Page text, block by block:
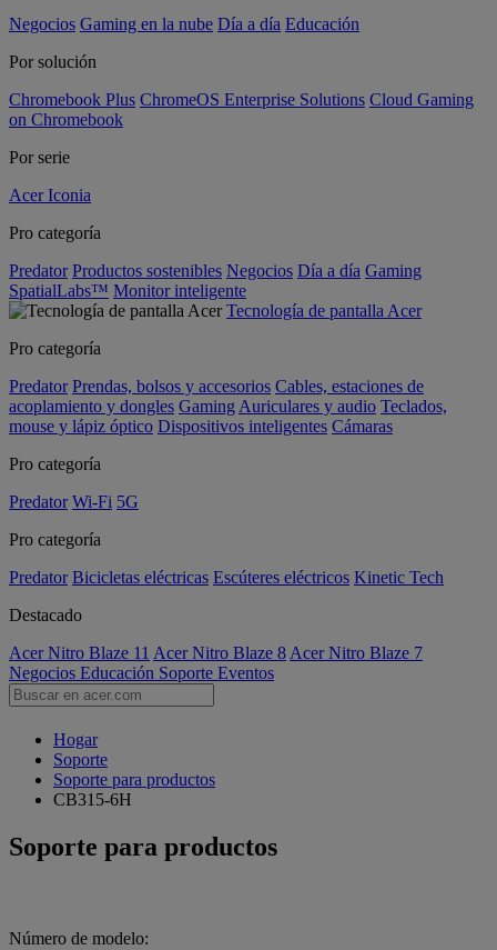
Negocios Gaming en la nube Día a día Educación
Por solución
Chromebook Plus ChromeOS Enterprise Solutions Cloud Gaming
on Chromebook
Por serie
Acer Iconia
Pro categoría
Predator Productos sostenibles Negocios Día a día Gaming
SpatialLabs™ Monitor inteligente
Tecnología de pantalla Acer
Pro categoría
Predator Prendas, bolsos y accesorios Cables, estaciones de
acoplamiento y dongles Gaming Auriculares y audio Teclados,
mouse y lápiz óptico Dispositivos inteligentes Cámaras
Pro categoría
Predator Wi-Fi 5G
Pro categoría
Predator Bicicletas eléctricas Escúteres eléctricos Kinetic Tech
Destacado
Acer Nitro Blaze 11 Acer Nitro Blaze 8 Acer Nitro Blaze 7
Negocios Educación Soporte Eventos
Hogar
Soporte
Soporte para productos
CB315-6H
Soporte para productos
Número de modelo: